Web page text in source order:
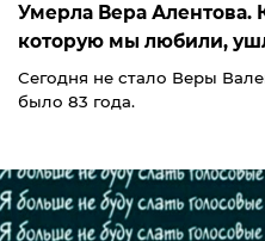
Умерла Вера Алентова.
которую мы любили,
Сегодня не стало Веры
было 83 года.